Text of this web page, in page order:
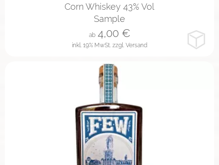
Corn Whiskey 43% Vol
Sample
inkl. 19% MwSt. zzgl. Versand
ab 4,00€